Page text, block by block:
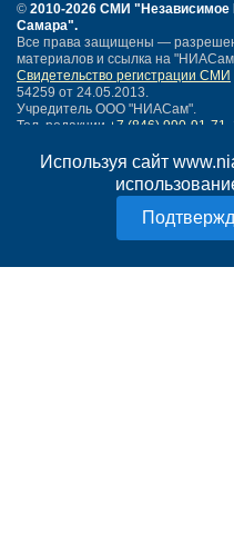
Используя сайт
© 2010-2026 СМИ "Независимое
Самара".
Все права защищены —
материалов и ссылка на
Свидетельство регистрации СМИ
54259 от 24.05.2013.
Учредитель ООО "НИАСам".
Тел. редакции +7 (846) 990-91-71.
Написать письмо
Политика конфиденциальности
18+